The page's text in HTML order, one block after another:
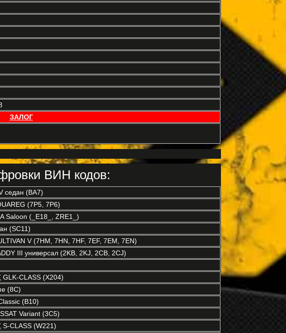
ЗАЛОГ
ВИН кодов:
седан (BA7)
(7P5, 7P6)
Saloon (_E18_, ZRE1_)
(SC11)
V (7HM, 7HN, 7HF, 7EF, 7EM, 7EN)
III универсал (2KB, 2KJ, 2CB, 2CJ)
GLK-CLASS (X204)
(8C)
(B10)
Variant (3C5)
S-CLASS (W221)